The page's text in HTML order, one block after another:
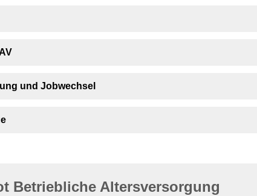
und Jobwechsel
Betriebliche Altersversorgung